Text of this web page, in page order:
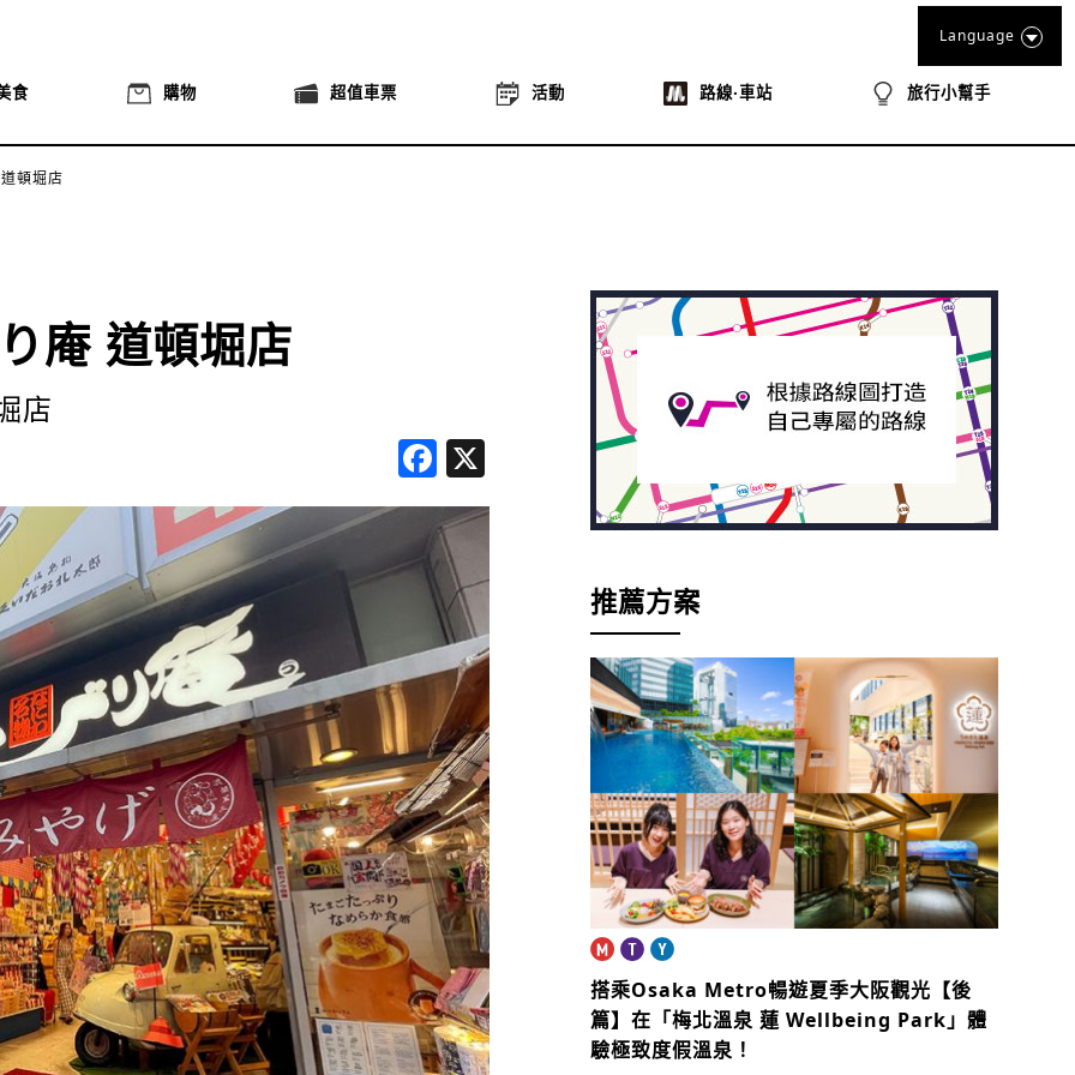
食 購物 超值車票 活動 路線‧車站 旅行小幫手
Language
頓堀店
庵 道頓堀店
店
Facebook
推薦方案
搭乘Osaka Metro暢遊夏季大阪觀光【後
篇】在「梅北溫泉 蓮 Wellbeing Park」體
驗極致度假溫泉！